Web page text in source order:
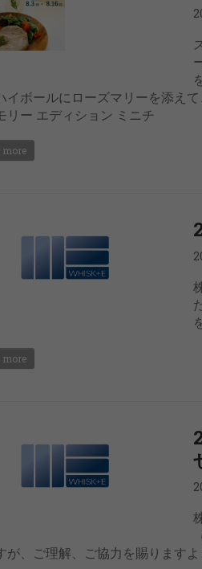
イボールにローズマリーを添え
リー エディション ミニチ
more
more
が、ご理解、ご協力を賜ります